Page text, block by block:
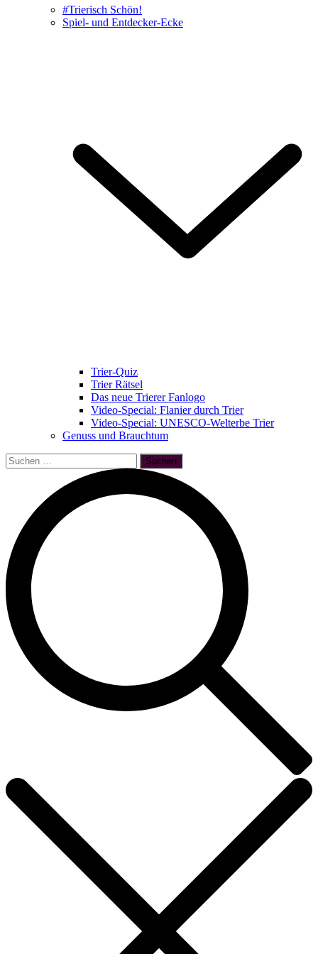
#Trierisch Schön!
Spiel- und Entdecker-Ecke
Trier-Quiz
Trier Rätsel
Das neue Trierer Fanlogo
Video-Special: Flanier durch Trier
Video-Special: UNESCO-Welterbe Trier
Genuss und Brauchtum
Suchen
nach: